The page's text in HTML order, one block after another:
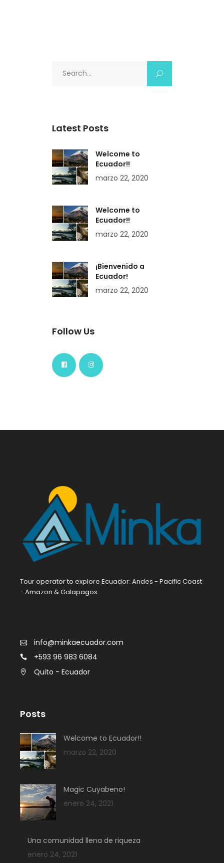
Latest Posts
Welcome to
Ecuador!!
marzo 22, 2020
Welcome to
Ecuador!!
marzo 22, 2020
¡Bienvenido a
Ecuador!
marzo 22, 2020
Follow Us
Tour operator to explore Ecuador: Andes - Pacific Coast
- Amazon & Galapagos
info@minkaecuador.com
+593 96 983 6084
Quito - Ecuador
Posts
Welcome to Ecuador!!
marzo 22, 2020
Magic Cuyabeno!
enero 24, 2021
Una comunidad llena de riqueza
enero 24, 2021